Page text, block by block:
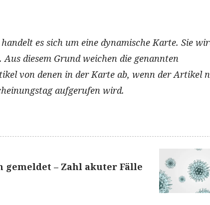
es sich um eine dynamische Karte. Sie
diesem Grund weichen die genannten
von denen in der Karte ab, wenn der Artikel
aufgerufen wird.
gemeldet – Zahl akuter Fälle